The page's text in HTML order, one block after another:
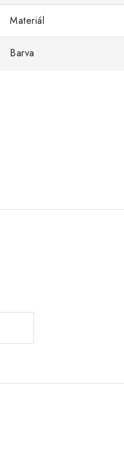
Materiál
Barva